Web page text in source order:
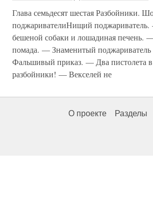
Глава семьдесят шестая Разбойники.
поджаривателиНищий
бешеной собаки и лошадиная печень.
помада. — Знаменитый
Фальшивый приказ. — Два
разбойники! — Векселей не
О проекте Разделы